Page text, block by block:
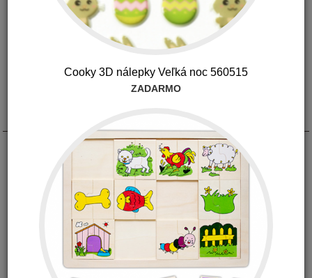
Zmes Adaptiv pomáha pri úzkostných stavoch Keď máte
pocit, že potrebujete upokojujúcu vzpruhu, vaším riešením je
Adaptiv. Majte zmes Adaptiv poruke, aby vám pomohla
upokojiť sa v novom prostredí alebo situáciách.
Levanduľa, magnólia, neroli a ambrovník majú upokojujúce
účinky a divoký pomaranč a mäta klasnatá povzbudzujú a
povznášajú. Okrem toho kopaiva a rozmarín pomáhajú pri
upokojiť vystupňované emócie.
Ak sa cítite unavený alebo nepokojný, nerozhodný alebo
podráždený, zmes Adaptiv je nástroj, ktorý dokáže pomôcť
telu a mysli zostať v rovnováhe.
Cooky 3D nálepky Veľká noc 560515
ZADARMO